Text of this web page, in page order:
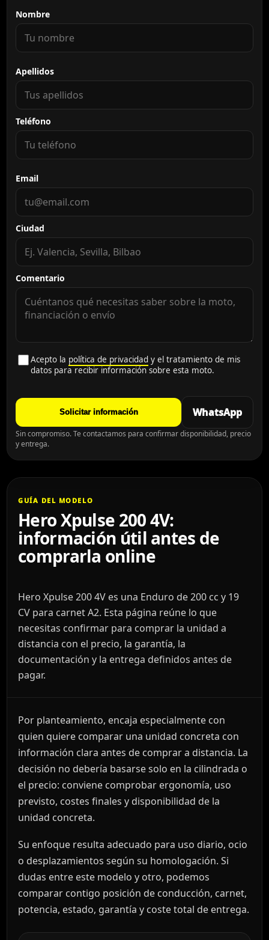
Nombre
Apellidos
Teléfono
Email
Ciudad
Comentario
Acepto la política de privacidad y el tratamiento de mis
datos para recibir información sobre esta moto.
Solicitar información WhatsApp
Sin compromiso. Te contactamos para confirmar disponibilidad, precio
y entrega.
GUÍA DEL MODELO
Hero Xpulse 200 4V:
información útil antes de
comprarla online
Hero Xpulse 200 4V es una Enduro de 200 cc y 19
CV para carnet A2. Esta página reúne lo que
necesitas confirmar para comprar la unidad a
distancia con el precio, la garantía, la
documentación y la entrega definidos antes de
pagar.
Por planteamiento, encaja especialmente con
quien quiere comparar una unidad concreta con
información clara antes de comprar a distancia. La
decisión no debería basarse solo en la cilindrada o
el precio: conviene comprobar ergonomía, uso
previsto, costes finales y disponibilidad de la
unidad concreta.
Su enfoque resulta adecuado para uso diario, ocio
o desplazamientos según su homologación. Si
dudas entre este modelo y otro, podemos
comparar contigo posición de conducción, carnet,
potencia, estado, garantía y coste total de entrega.